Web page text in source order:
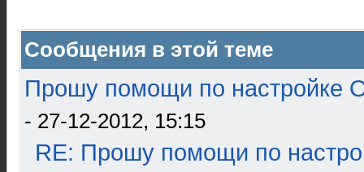
Сообщения в этой теме
Прошу помощи по настройке
- 27-12-2012, 15:15
RE: Прошу помощи по